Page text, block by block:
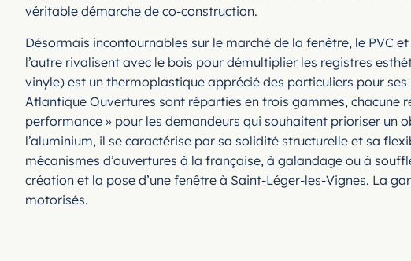
véritable démarche de co-construction.
Désormais incontournables sur le marché de la fenêtre, le PVC
l’autre rivalisent avec le bois pour démultiplier les registres
vinyle) est un thermoplastique apprécié des particuliers pour
Atlantique Ouvertures sont réparties en trois gammes, chacune
performance » pour les demandeurs qui souhaitent prioriser un
l’aluminium, il se caractérise par sa solidité structurelle et sa
mécanismes d’ouvertures à la française, à galandage ou à
création et la pose d’une fenêtre à Saint-Léger-les-Vignes. La
motorisés.